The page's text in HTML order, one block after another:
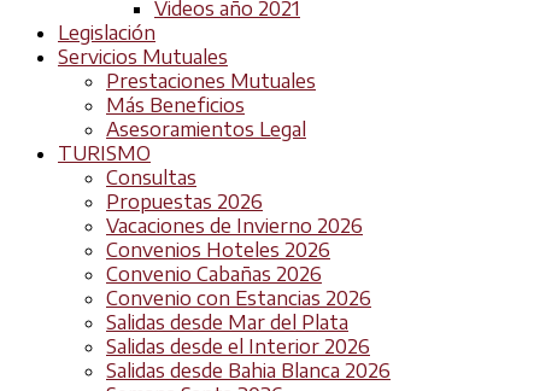
Videos año 2021
Legislación
Servicios Mutuales
Prestaciones Mutuales
Más Beneficios
Asesoramientos Legal
TURISMO
Consultas
Propuestas 2026
Vacaciones de Invierno 2026
Convenios Hoteles 2026
Convenio Cabañas 2026
Convenio con Estancias 2026
Salidas desde Mar del Plata
Salidas desde el Interior 2026
Salidas desde Bahia Blanca 2026